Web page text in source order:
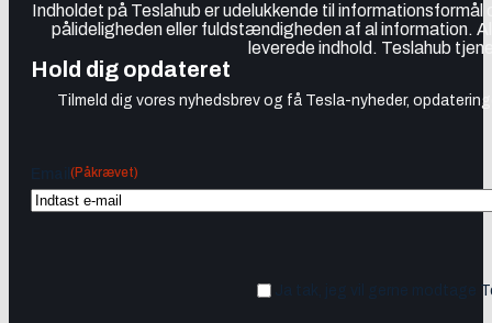
Indholdet på Teslahub er udelukkende til
pålideligheden eller fuldstændigheden af al information.
leverede indhold. Teslahub
Hold dig opdateret
Tilmeld dig vores nyhedsbrev og få Tesla-nyheder,
(Påkrævet)
Ja tak, jeg vil gerne modtage